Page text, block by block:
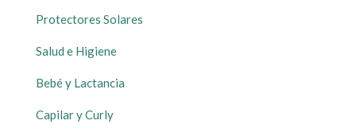
Protectores Solares
Salud e Higiene
Bebé y Lactancia
Capilar y Curly